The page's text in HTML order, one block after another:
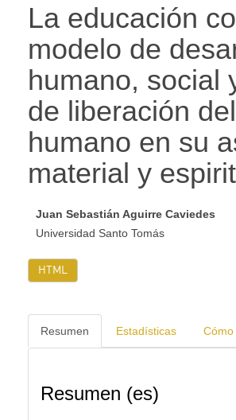
La educación
modelo de
humano, social
de liberación
humano en su
material y
Juan Sebastián Aguirre Caviedes
Universidad Santo Tomás
HTML
Resumen Estadísticas
Resumen (es)